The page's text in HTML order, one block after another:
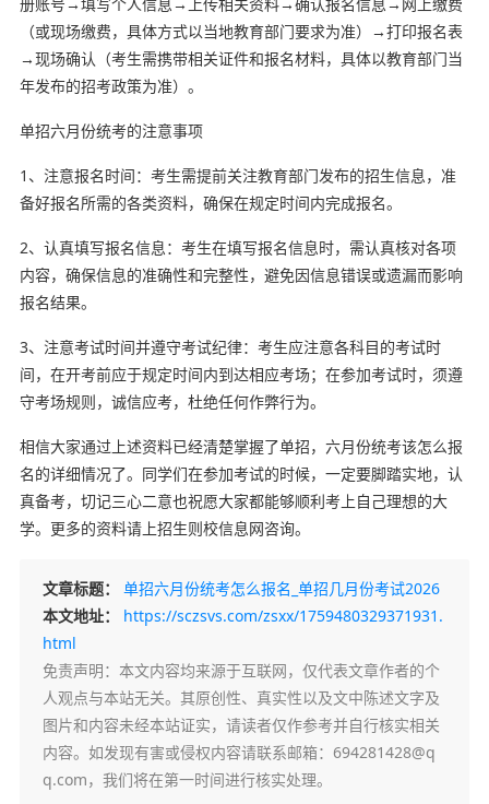
（或现场缴费，具体方式以当地教育部门要求为准）→打印报名表
→现场确认（考生需携带相关证件和报名材料，具体以教育部门当
年发布的招考政策为准）。
单招六月份统考的注意事项
1、注意报名时间：考生需提前关注教育部门发布的招生信息，准
备好报名所需的各类资料，确保在规定时间内完成报名。
2、认真填写报名信息：考生在填写报名信息时，需认真核对各项
内容，确保信息的准确性和完整性，避免因信息错误或遗漏而影响
报名结果。
3、注意考试时间并遵守考试纪律：考生应注意各科目的考试时
间，在开考前应于规定时间内到达相应考场；在参加考试时，须遵
守考场规则，诚信应考，杜绝任何作弊行为。
相信大家通过上述资料已经清楚掌握了单招，六月份统考该怎么报
名的详细情况了。同学们在参加考试的时候，一定要脚踏实地，认
真备考，切记三心二意也祝愿大家都能够顺利考上自己理想的大
学。更多的资料请上招生则校信息网咨询。
文章标题： 单招六月份统考怎么报名_单招几月份考试2026
本文地址： https://sczsvs.com/zsxx/1759480329371931.
html
免责声明：本文内容均来源于互联网，仅代表文章作者的个
人观点与本站无关。其原创性、真实性以及文中陈述文字及
图片和内容未经本站证实，请读者仅作参考并自行核实相关
内容。如发现有害或侵权内容请联系邮箱：694281428@q
q.com，我们将在第一时间进行核实处理。